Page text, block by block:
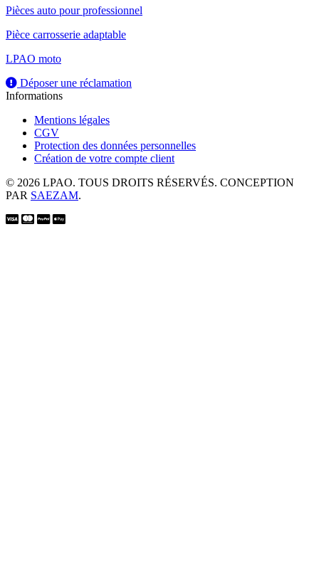
Pièces auto pour professionnel
Pièce carrosserie adaptable
LPAO moto
Déposer une réclamation
Informations
Mentions légales
CGV
Protection des données personnelles
Création de votre compte client
© 2026 LPAO. TOUS DROITS RÉSERVÉS. CONCEPTION
PAR SAEZAM.